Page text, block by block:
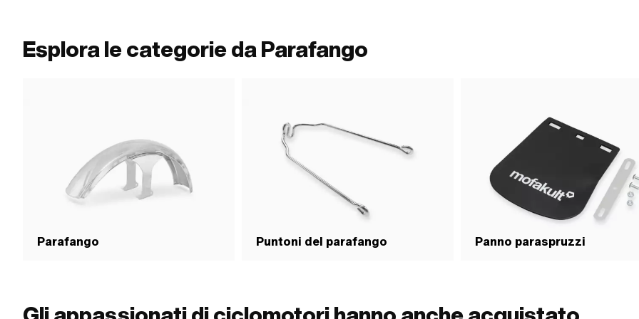
267651
Esplora le categorie da Parafango
Parafango Puntoni del parafango Panno paraspruzzi